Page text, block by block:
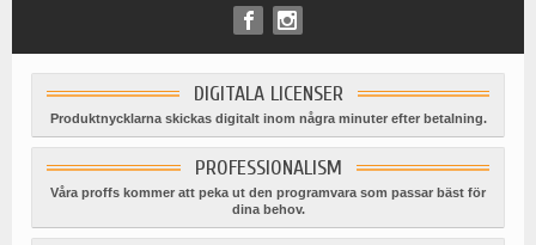
DIGITALA LICENSER
Produktnycklarna skickas digitalt inom några minuter efter betalning.
PROFESSIONALISM
Våra proffs kommer att peka ut den programvara som passar bäst för
dina behov.